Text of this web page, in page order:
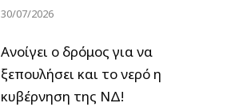
30/07/2026
Ανοίγει ο δρόμος για να
ξεπουλήσει και το νερό η
κυβέρνηση της ΝΔ!